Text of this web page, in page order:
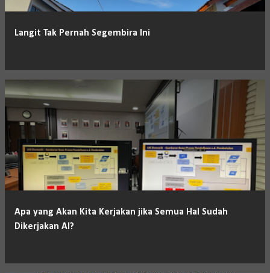
n
Langit Tak Pernah Segembira Ini
Apa yang Akan Kita Kerjakan jika Semua Hal Sudah
Dikerjakan AI?